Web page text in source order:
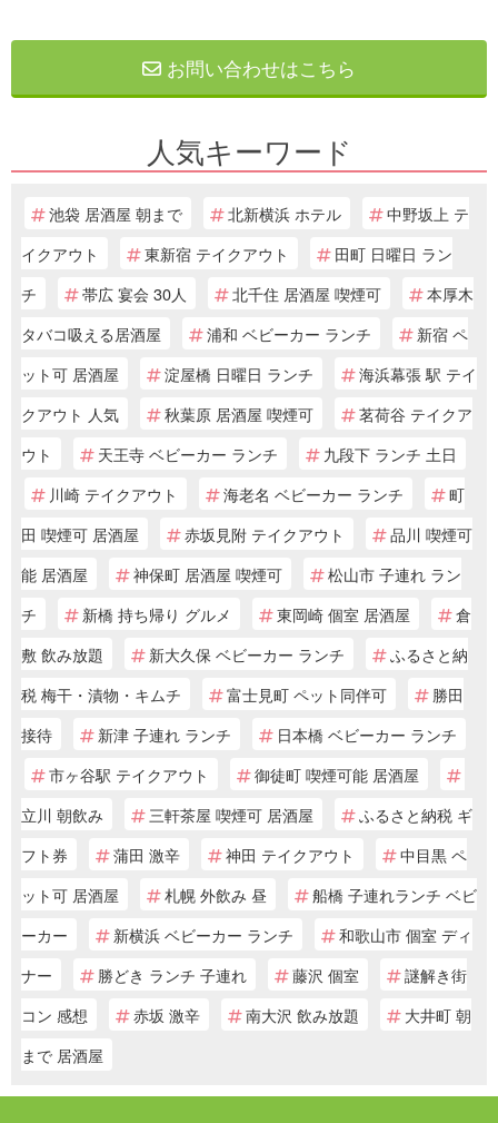
お問い合わせはこちら
人気キーワード
池袋 居酒屋 朝まで 北新横浜 ホテル
中野坂上 テ
イクアウト
東新宿 テイクアウト
田町 日曜日 ラン
チ
帯広 宴会 30人 北千住 居酒屋 喫煙可
本厚木
タバコ吸える居酒屋
浦和 ベビーカー ランチ
新宿 ペ
ット可 居酒屋
淀屋橋 日曜日 ランチ
海浜幕張 駅 テイ
クアウト 人気
秋葉原 居酒屋 喫煙可
茗荷谷 テイクア
ウト
天王寺 ベビーカー ランチ
九段下 ランチ 土日
川崎 テイクアウト
海老名 ベビーカー ランチ
町
田 喫煙可 居酒屋
赤坂見附 テイクアウト
品川 喫煙可
能 居酒屋
神保町 居酒屋 喫煙可
松山市 子連れ ラン
チ
新橋 持ち帰り グルメ 東岡崎 個室 居酒屋
倉
敷 飲み放題
新大久保 ベビーカー ランチ
ふるさと納
税 梅干・漬物・キムチ
富士見町 ペット同伴可
勝田
接待
新津 子連れ ランチ
日本橋 ベビーカー ランチ
市ヶ谷駅 テイクアウト
御徒町 喫煙可能 居酒屋
立川 朝飲み
三軒茶屋 喫煙可 居酒屋
ふるさと納税 ギ
フト券
蒲田 激辛 神田 テイクアウト
中目黒 ペ
ット可 居酒屋
札幌 外飲み 昼
船橋 子連れランチ ベビ
ーカー
新横浜 ベビーカー ランチ
和歌山市 個室 ディ
ナー
勝どき ランチ 子連れ 藤沢 個室
謎解き街
コン 感想
赤坂 激辛 南大沢 飲み放題
大井町 朝
まで 居酒屋